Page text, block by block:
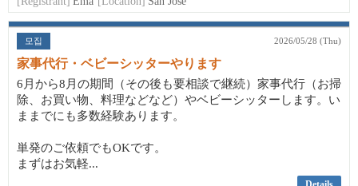
모집 2026/05/28 (Thu)
家事代行・ベビーシッターやります
6月から8月の期間（その後も要相談で継続）家事代行（お掃
除、お買い物、料理などなど）やベビーシッターします。い
ままでにも多数経験あります。
単発のご依頼でもOKです。
まずはお気軽...